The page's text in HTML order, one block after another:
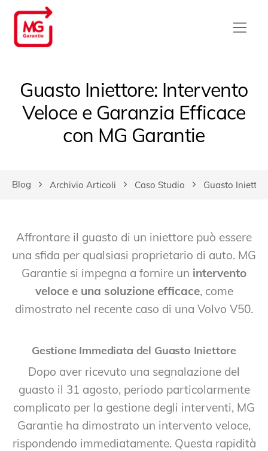
Guasto Iniettore: Intervento
Veloce e Garanzia Efficace
con MG Garantie
Blog Archivio Articoli Caso Studio Guasto
Affrontare il guasto di un iniettore può essere
una sfida per qualsiasi proprietario di auto. MG
Garantie si impegna a fornire un intervento
veloce e una soluzione efficace, come
dimostrato nel recente caso di una Volvo V50.
Gestione Immediata del Guasto Iniettore
Dopo aver ricevuto una segnalazione del
guasto il 31 agosto, periodo particolarmente
complicato per la gestione degli interventi, MG
Garantie ha dimostrato un intervento veloce,
rispondendo immediatamente. Questa rapidità